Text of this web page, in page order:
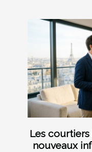
Les
nouveaux